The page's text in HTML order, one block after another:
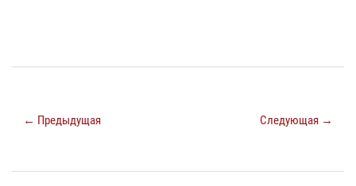
← Предыдущая Следующая →